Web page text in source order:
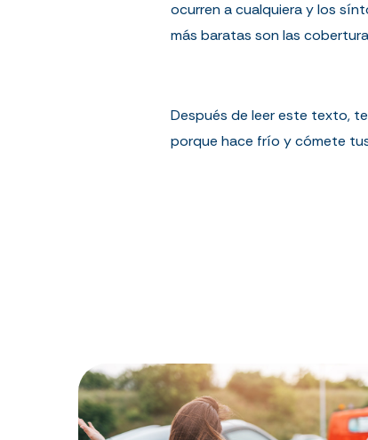
ocurren a cualquiera y los
más baratas son las
Después de leer este texto,
porque hace frío y cómete